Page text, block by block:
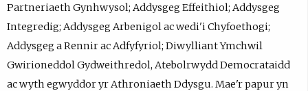
Partneriaeth Gynhwysol; Addysgeg Effeithiol; Addysgeg
Integredig; Addysgeg Arbenigol ac wedi'i Chyfoethogi;
Addysgeg a Rennir ac Adfyfyriol; Diwylliant Ymchwil
Gwirioneddol Gydweithredol, Atebolrwydd Democrataidd
ac wyth egwyddor yr Athroniaeth Ddysgu. Mae'r papur yn